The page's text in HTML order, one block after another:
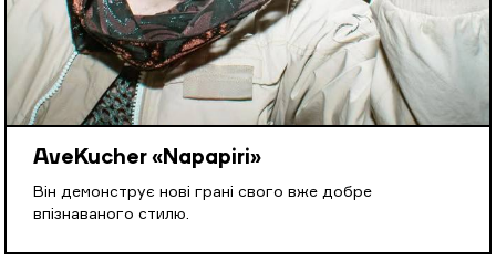
AveKucher «Napapiri»
Він демонструє нові грані свого вже добре
впізнаваного стилю.